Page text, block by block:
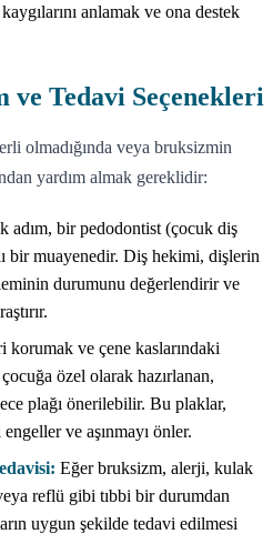
anlamak ve ona destek
ve Tedavi Seçenekleri
olmadığında veya bruksizmin
yardım almak gereklidir:
adım, bir pedodontist (çocuk diş
bir muayenedir. Diş hekimi, dişlerin
durumunu değerlendirir ve
korumak ve çene kaslarındaki
özel olarak hazırlanan,
plağı önerilebilir. Bu plaklar,
ve aşınmayı önler.
Eğer bruksizm, alerji, kulak
reflü gibi tıbbi bir durumdan
uygun şekilde tedavi edilmesi